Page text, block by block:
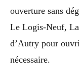
ouverture sans
Le Logis-Neuf,
d’Autry pour
nécessaire.